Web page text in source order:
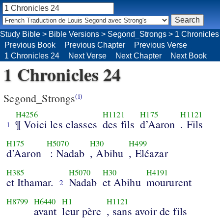
Study Bible > Bible Versions > Segond_Strongs > 1 Chronicles
Previous Book
Previous Chapter
Previous Verse
1 Chronicles 24
Next Verse Next Chapter Next Book
1 Chronicles 24
Segond_Strongs(i)
1
H4256
¶ Voici les classes
H1121
des fils
H175
d’Aaron
H1121
. Fils
H175
d’Aaron
H5070
: Nadab
H30
, Abihu
H499
, Eléazar
H385
et Ithamar. 2
H5070
Nadab
H30
et Abihu
H4191
moururent
H8799 H6440
avant
H1
leur père
H1121
, sans avoir de fils